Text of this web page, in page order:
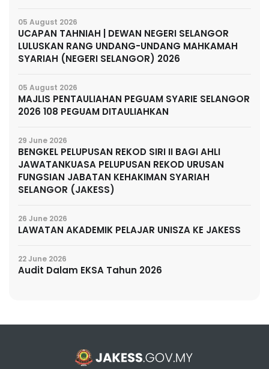
05 August 2026
UCAPAN TAHNIAH | DEWAN NEGERI SELANGOR
LULUSKAN RANG UNDANG-UNDANG MAHKAMAH
SYARIAH (NEGERI SELANGOR) 2026
05 August 2026
MAJLIS PENTAULIAHAN PEGUAM SYARIE SELANGOR
2026 108 PEGUAM DITAULIAHKAN
29 June 2026
BENGKEL PELUPUSAN REKOD SIRI II BAGI AHLI
JAWATANKUASA PELUPUSAN REKOD URUSAN
FUNGSIAN JABATAN KEHAKIMAN SYARIAH
SELANGOR (JAKESS)
26 June 2026
LAWATAN AKADEMIK PELAJAR UNISZA KE JAKESS
22 June 2026
Audit Dalam EKSA Tahun 2026